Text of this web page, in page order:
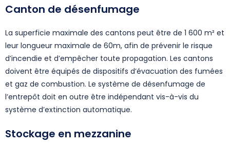
Canton de désenfumage
La superficie maximale des cantons peut être de 1 600 m² et
leur longueur maximale de 60m, afin de prévenir le risque
d’incendie et d’empêcher toute propagation. Les cantons
doivent être équipés de dispositifs d’évacuation des fumées
et gaz de combustion. Le système de désenfumage de
l’entrepôt doit en outre être indépendant vis-à-vis du
système d’extinction automatique.
Stockage en mezzanine